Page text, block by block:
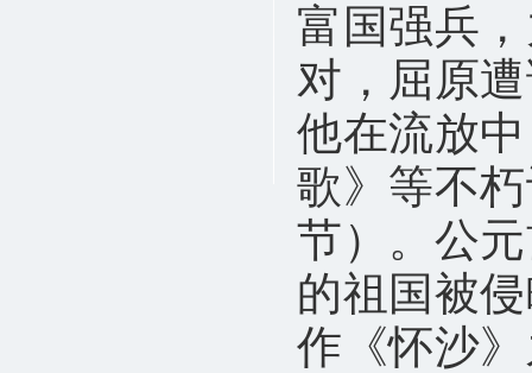
富国强兵
对，屈原
他在流放
歌》等不
节）。公
的祖国被
作《怀沙